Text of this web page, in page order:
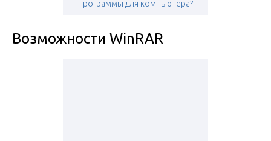
программы для компьютера?
Возможности WinRAR